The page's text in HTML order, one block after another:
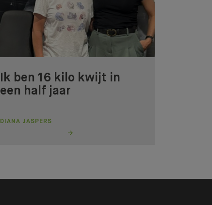
Ik ben 16 kilo kwijt in
een half jaar
DIANA JASPERS